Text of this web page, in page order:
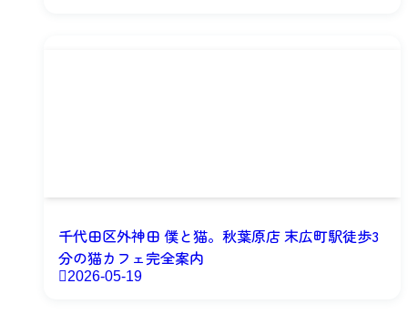
千代田区外神田 僕と猫。秋葉原店 末広町駅徒歩3
分の猫カフェ完全案内
2026-05-19